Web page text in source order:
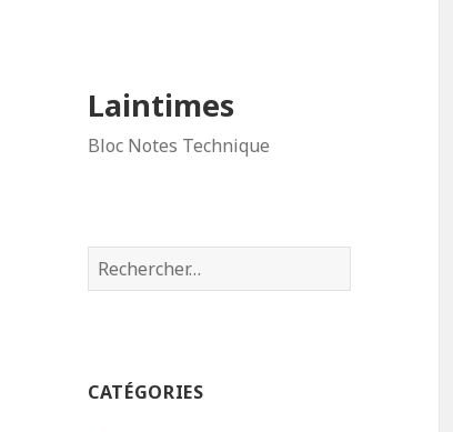
Laintimes
Bloc Notes Technique
Rechercher :
CATÉGORIES